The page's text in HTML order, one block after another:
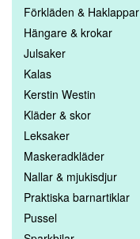
Förkläden & Haklappar
Hängare & krokar
Julsaker
Kalas
Kerstin Westin
Kläder & skor
Leksaker
Maskeradkläder
Nallar & mjukisdjur
Praktiska barnartiklar
Pussel